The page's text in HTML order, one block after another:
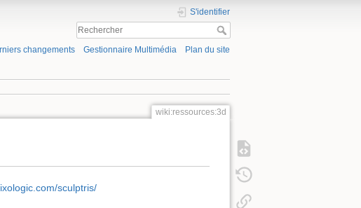
S'identifier
changements Gestionnaire Multimédia Plan du site
wiki:ressources:3d
sculptris/